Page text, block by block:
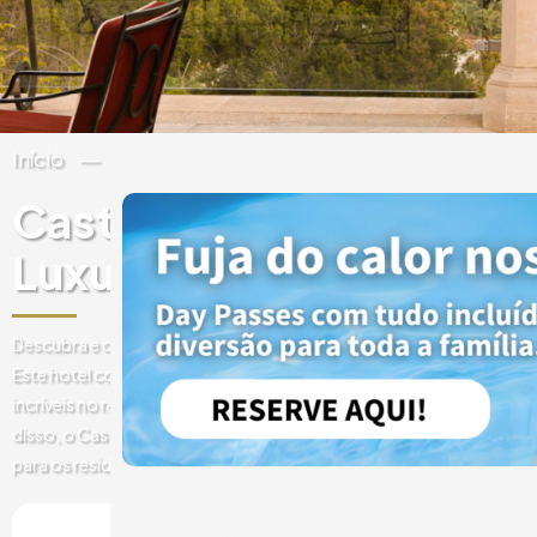
Início
Castillo Hotel Son Vida, a
Luxury Collection Hotel
Descubra e compre experiências no Hotel Castillo 5 estrelas Son
Este hotel com vista para a baía de Palma oferece experiências
incríveis no restaurante Es Vi, tratamentos de Spa e pacotes de
disso, o Castillo Hotel Son Vida oferece experiências exclusivas
para os residentes das Ilhas Baleares.